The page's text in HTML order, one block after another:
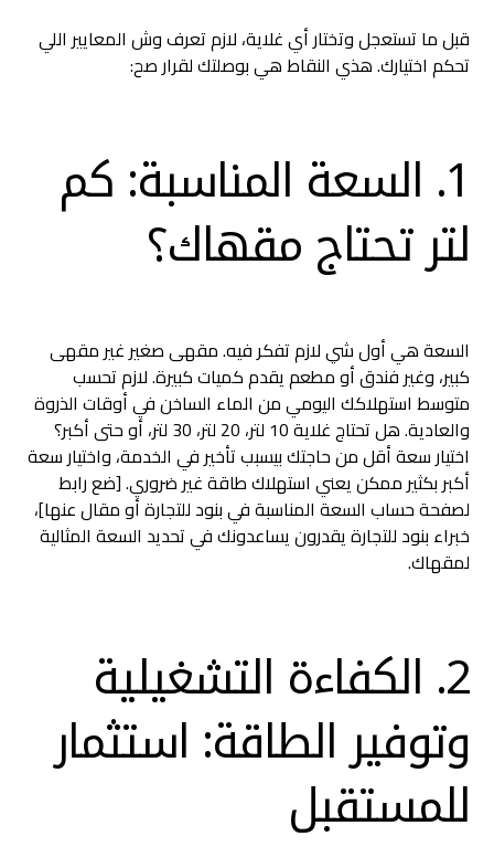
قبل ما تستعجل وتختار أي غلاية، لازم تعرف وش المعايير اللي
تحكم اختيارك. هذي النقاط هي بوصلتك لقرار صح:
1. السعة المناسبة: كم
لتر تحتاج مقهاك؟
السعة هي أول شي لازم تفكر فيه. مقهى صغير غير مقهى
كبير، وغير فندق أو مطعم يقدم كميات كبيرة. لازم تحسب
متوسط استهلاكك اليومي من الماء الساخن في أوقات الذروة
والعادية. هل تحتاج غلاية 10 لتر، 20 لتر، 30 لتر، أو حتى أكبر؟
اختيار سعة أقل من حاجتك بيسبب تأخير في الخدمة، واختيار سعة
أكبر بكثير ممكن يعني استهلاك طاقة غير ضروري. [ضع رابط
لصفحة حساب السعة المناسبة في بنود للتجارة أو مقال عنها]،
خبراء بنود للتجارة يقدرون يساعدونك في تحديد السعة المثالية
لمقهاك.
2. الكفاءة التشغيلية
وتوفير الطاقة: استثمار
للمستقبل